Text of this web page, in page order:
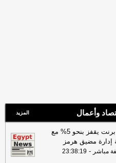
وأعمال المزيد
خام برنت يقفز بنحو 5% مع
مضيق هرمز
مباشر -
23:38:19